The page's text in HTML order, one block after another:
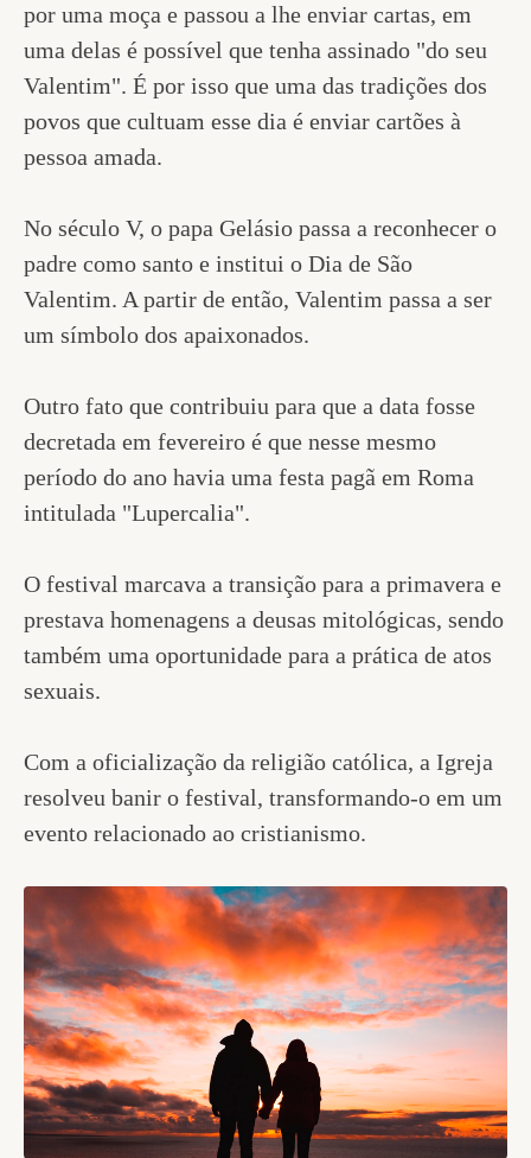
por uma moça e passou a lhe enviar cartas, em
uma delas é possível que tenha assinado "do seu
Valentim". É por isso que uma das tradições dos
povos que cultuam esse dia é enviar cartões à
pessoa amada.
No século V, o papa Gelásio passa a reconhecer o
padre como santo e institui o Dia de São
Valentim. A partir de então, Valentim passa a ser
um símbolo dos apaixonados.
Outro fato que contribuiu para que a data fosse
decretada em fevereiro é que nesse mesmo
período do ano havia uma festa pagã em Roma
intitulada "Lupercalia".
O festival marcava a transição para a primavera e
prestava homenagens a deusas mitológicas, sendo
também uma oportunidade para a prática de atos
sexuais.
Com a oficialização da religião católica, a Igreja
resolveu banir o festival, transformando-o em um
evento relacionado ao cristianismo.